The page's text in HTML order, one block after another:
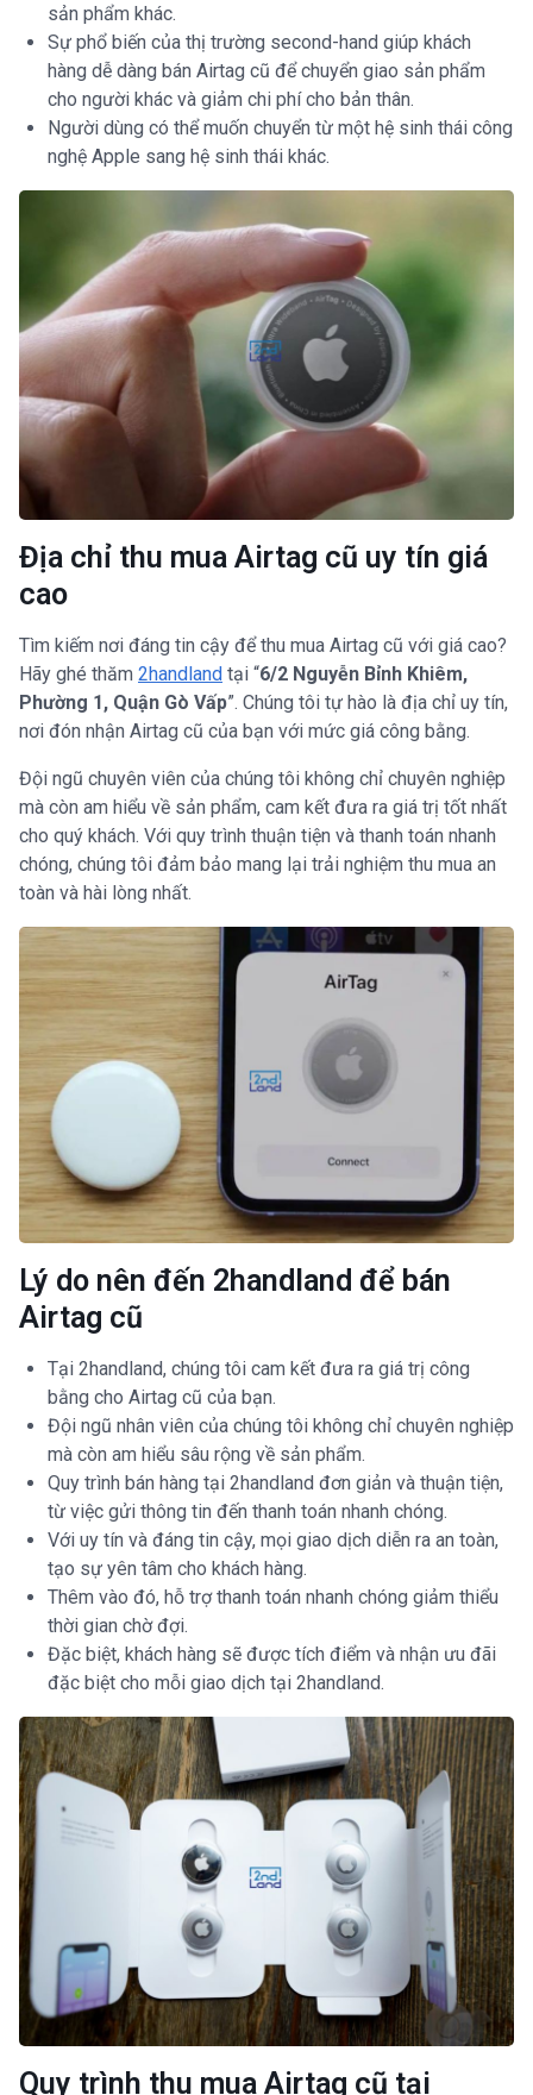
sản phẩm khác.
Sự phổ biến của thị trường second-hand giúp khách
hàng dễ dàng bán Airtag cũ để chuyển giao sản phẩm
cho người khác và giảm chi phí cho bản thân.
Người dùng có thể muốn chuyển từ một hệ sinh thái công
nghệ Apple sang hệ sinh thái khác.
Địa chỉ thu mua Airtag cũ uy tín giá
cao
Tìm kiếm nơi đáng tin cậy để thu mua Airtag cũ với giá cao?
Hãy ghé thăm 2handland tại “6/2 Nguyễn Bỉnh Khiêm,
Phường 1, Quận Gò Vấp”. Chúng tôi tự hào là địa chỉ uy tín,
nơi đón nhận Airtag cũ của bạn với mức giá công bằng.
Đội ngũ chuyên viên của chúng tôi không chỉ chuyên nghiệp
mà còn am hiểu về sản phẩm, cam kết đưa ra giá trị tốt nhất
cho quý khách. Với quy trình thuận tiện và thanh toán nhanh
chóng, chúng tôi đảm bảo mang lại trải nghiệm thu mua an
toàn và hài lòng nhất.
Lý do nên đến 2handland để bán
Airtag cũ
Tại 2handland, chúng tôi cam kết đưa ra giá trị công
bằng cho Airtag cũ của bạn.
Đội ngũ nhân viên của chúng tôi không chỉ chuyên nghiệp
mà còn am hiểu sâu rộng về sản phẩm.
Quy trình bán hàng tại 2handland đơn giản và thuận tiện,
từ việc gửi thông tin đến thanh toán nhanh chóng.
Với uy tín và đáng tin cậy, mọi giao dịch diễn ra an toàn,
tạo sự yên tâm cho khách hàng.
Thêm vào đó, hỗ trợ thanh toán nhanh chóng giảm thiểu
thời gian chờ đợi.
Đặc biệt, khách hàng sẽ được tích điểm và nhận ưu đãi
đặc biệt cho mỗi giao dịch tại 2handland.
Quy trình thu mua Airtag cũ tại